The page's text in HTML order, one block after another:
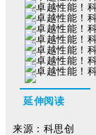
延伸阅读
来源：科思创